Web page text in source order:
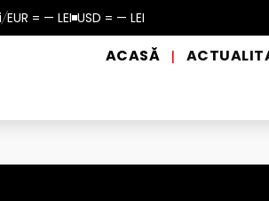
/EUR = — LEI USD = — LEI
puncte de prim ajutor și de
ACASĂ |